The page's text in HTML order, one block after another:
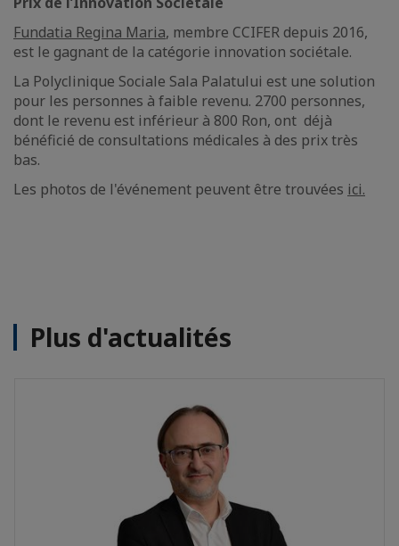
Fundatia Regina Maria, membre CCIFER depuis 2016,
est le gagnant de la catégorie innovation sociétale.
La Polyclinique Sociale Sala Palatului est une solution
pour les personnes à faible revenu. 2700 personnes,
dont le revenu est inférieur à 800 Ron, ont déjà
bénéficié de consultations médicales à des prix très
bas.
Les photos de l'événement peuvent être trouvées ici.
Plus d'actualités